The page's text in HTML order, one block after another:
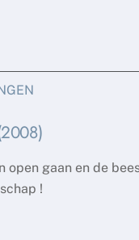
gaan en de
!